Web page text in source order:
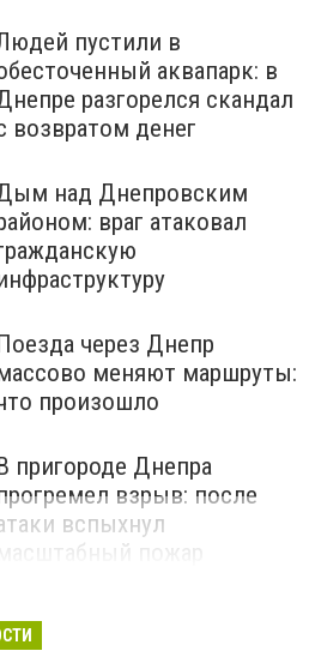
пустили в
аквапарк: в
разгорелся скандал
возвратом денег
над Днепровским
враг атаковал
через Днепр
меняют маршруты:
произошло
пригороде Днепра
взрыв: после
вспыхнул
масштабный пожар